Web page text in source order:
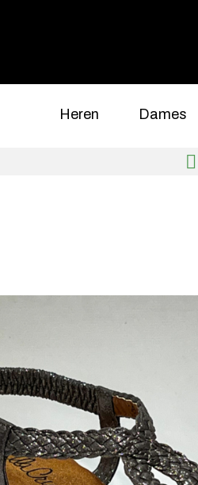
Heren Dames